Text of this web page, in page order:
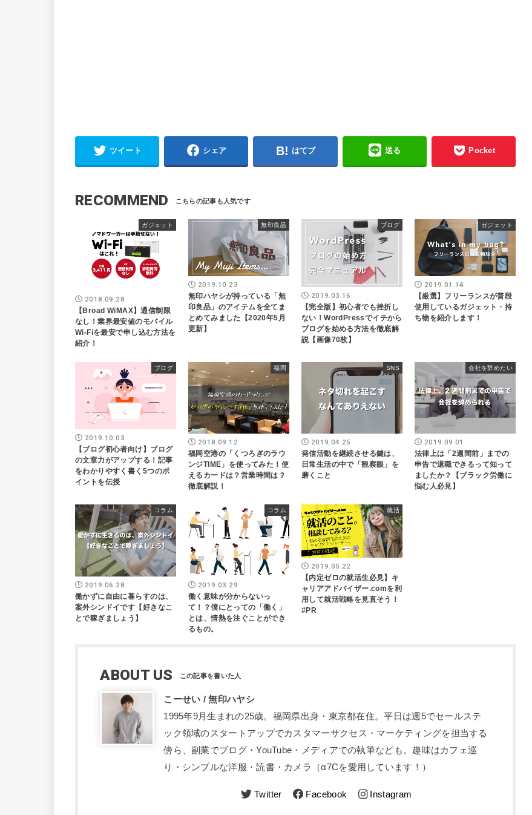
ツイート シェア はてブ 送る Pocket
RECOMMEND
ガジェット
2018.09.28
【Broad WiMAX】通信制限
なし！業界最安値のモバイル
Wi-Fiを最安で申し込む方法を
紹介！
無印良品
2019.10.23
無印ハヤシが持っている「無
印良品」のアイテムを全てま
とめてみました【2020年5月
更新】
ブログ
2019.03.16
【完全版】初心者でも挫折し
ない！WordPressでイチから
ブログを始める方法を徹底解
説【画像70枚】
ガジェット
2019.01.14
【厳選】フリーランスが普段
使用しているガジェット・持
ち物を紹介します！
ブログ
2019.10.03
【ブログ初心者向け】ブログ
の文章力がアップする！記事
をわかりやすく書く5つのポ
イントを伝授
福岡
2018.09.12
福岡空港の「くつろぎのラウ
ンジTIME」を使ってみた！使
えるカードは？営業時間は？
徹底解説！
SNS
2019.04.25
発信活動を継続させる鍵は、
日常生活の中で「観察眼」を
磨くこと
会社を辞めたい
2019.09.01
法律上は「2週間前」までの
申告で退職できるって知って
ましたか？【ブラック労働に
悩む人必見】
コラム
2019.06.28
働かずに自由に暮らすのは、
案外シンドイです【好きなこ
とで稼ぎましょう】
コラム
2019.03.29
働く意味が分からないっ
て！？僕にとっての「働く」
とは、情熱を注ぐことができ
るもの。
就活
2019.05.22
【内定ゼロの就活生必見】キ
ャリアアドバイザー.comを利
用して就活戦略を見直そう！
#PR
ABOUT US
こーせい / 無印ハヤシ
1995年9月生まれの25歳。福岡県出身・東京都在住。平日は週5でセールステ
ック領域のスタートアップでカスタマーサクセス・マーケティングを担当する
傍ら、副業でブログ・YouTube・メディアでの執筆なども。趣味はカフェ巡
り・シンプルな洋服・読書・カメラ（α7Cを愛用しています！）
Twitter Facebook Instagram